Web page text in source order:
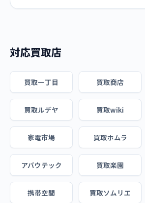
対応買取店
買取一丁目 買取商店
買取ルデヤ 買取wiki
家電市場 買取ホムラ
アバウテック 買取楽園
携帯空間 買取ソムリエ